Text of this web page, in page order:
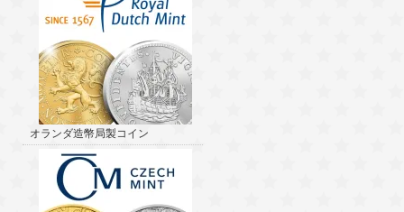
オランダ造幣局製コイン